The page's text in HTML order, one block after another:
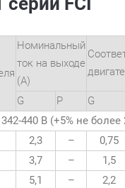
Номинальный
ток на выходе
(А)
G
P G
440 В (+5% не более
2,3 – 0,75
3,7 – 1,5
5,1 – 2,2